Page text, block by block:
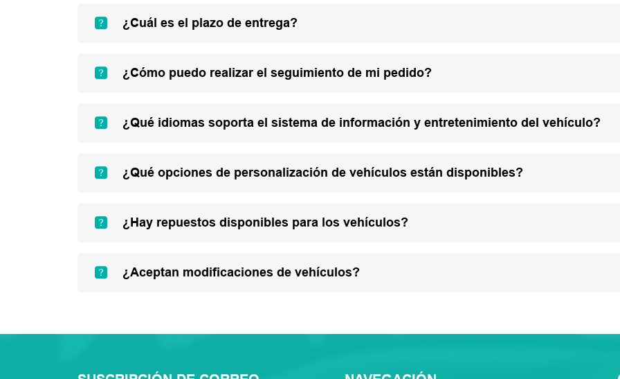
¿Cuál es el plazo de entrega?
¿Cómo puedo realizar el seguimiento de mi pedido?
¿Qué idiomas soporta el sistema de información y entretenimiento del vehículo?
¿Qué opciones de personalización de vehículos están disponibles?
¿Hay repuestos disponibles para los vehículos?
¿Aceptan modificaciones de vehículos?